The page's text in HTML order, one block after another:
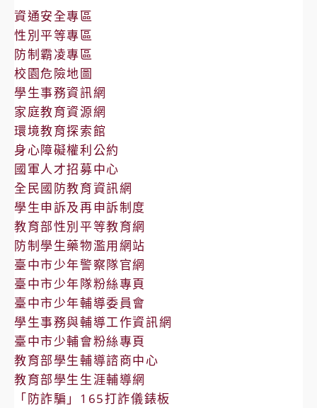
告
資通安全專區
性別平等專區
防制霸凌專區
校園危險地圖
學生事務資訊網
家庭教育資源網
環境教育探索館
身心障礙權利公約
國軍人才招募中心
全民國防教育資訊網
學生申訴及再申訴制度
教育部性別平等教育網
防制學生藥物濫用網站
臺中市少年警察隊官網
臺中市少年隊粉絲專頁
臺中市少年輔導委員會
學生事務與輔導工作資訊網
臺中市少輔會粉絲專頁
教育部學生輔導諮商中心
教育部學生生涯輔導網
「防詐騙」165打詐儀錶板